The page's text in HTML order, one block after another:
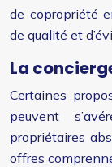
de copropriété
de qualité et
La
Certaines
peuvent
propriétaires
offres